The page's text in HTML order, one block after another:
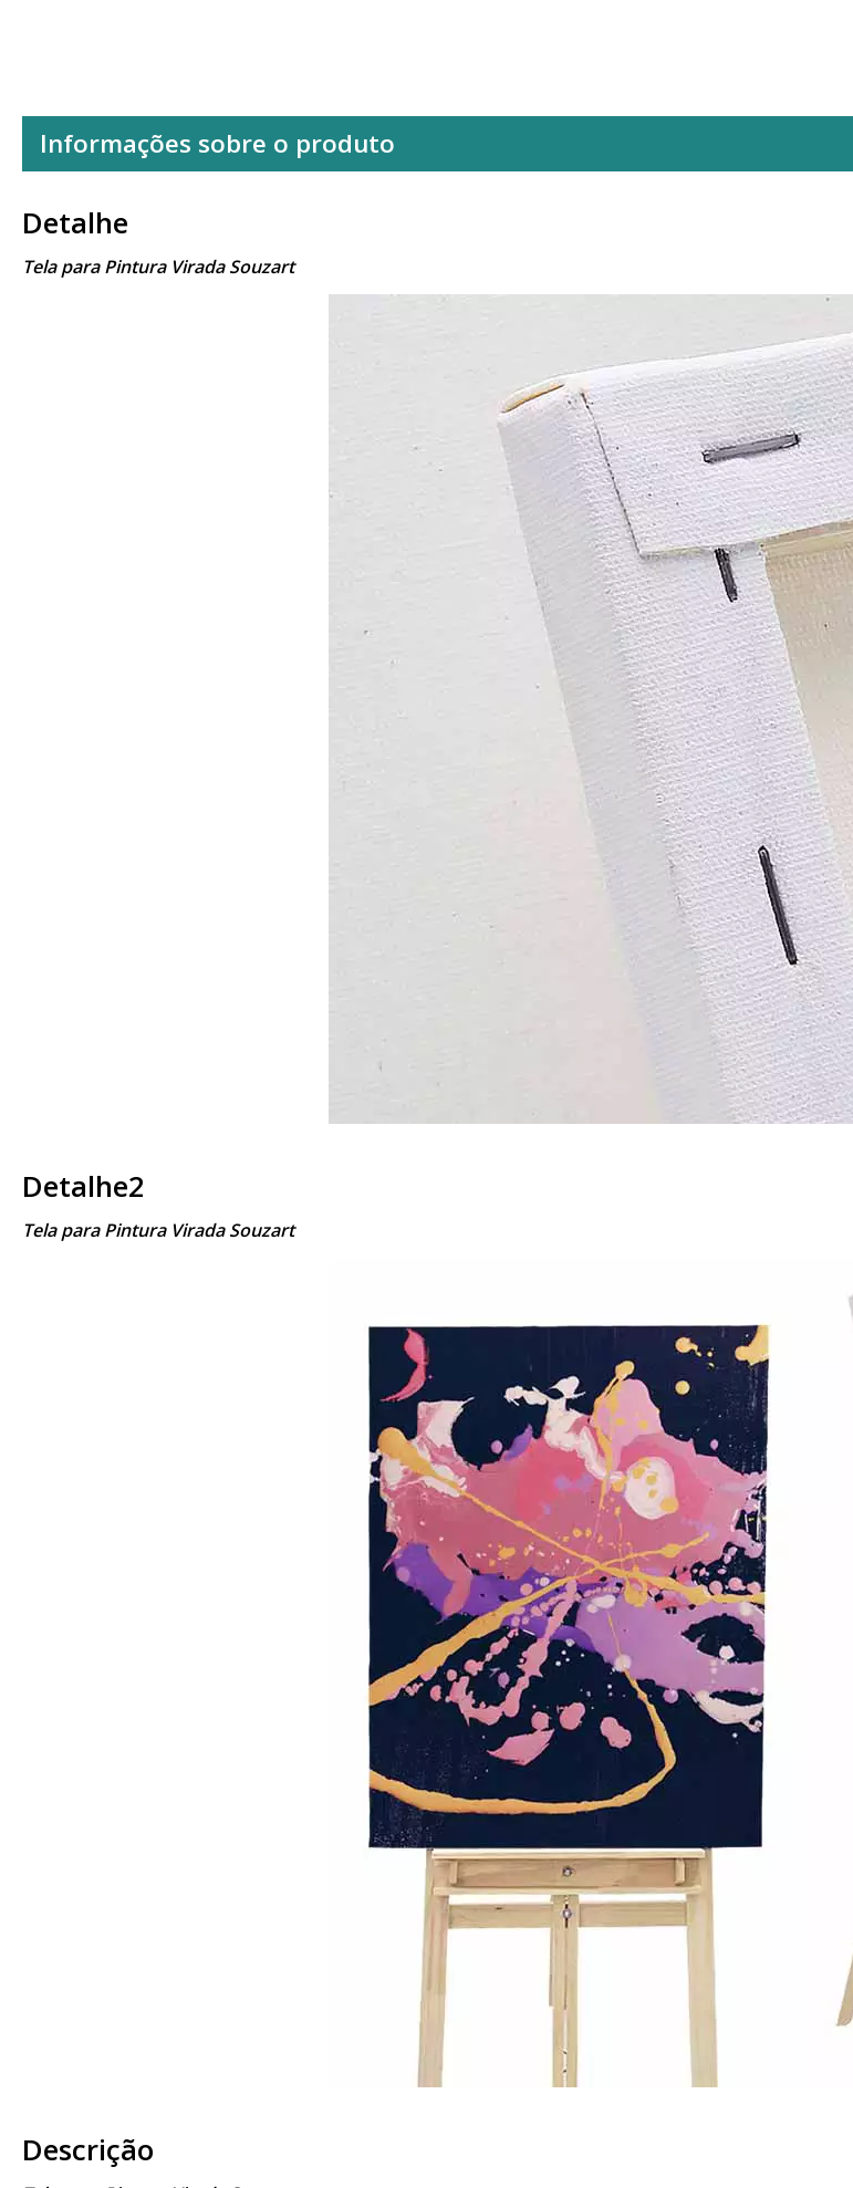
Informações sobre o produto
Detalhe
Tela para Pintura Virada Souzart
Detalhe2
Tela para Pintura Virada Souzart
Descrição